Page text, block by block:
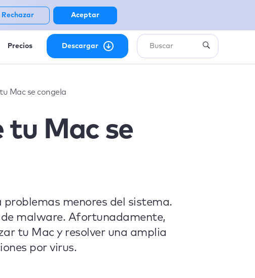
Precios Descargar
Mac se congela
tu Mac se
menores del sistema.
de malware. Afortunadamente,
tu Mac y resolver una amplia
por virus.
Rechazar Aceptar